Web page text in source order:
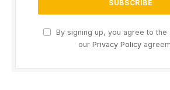
By signing up, you agree to the
our Privacy Policy